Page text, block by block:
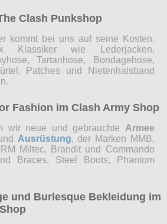
Clash Punkshop
kommt bei uns auf seine Kosten.
Klassiker wie Lederjacken,
Tartanhose, Bondagehose,
Patches und Nietenhalsband
Fashion im Clash Army Shop
wir neue und gebrauchte Armee
Ausrüstung, der Marken MMB,
Miltec, Brandit und Commando
Braces, Steel Boots, Phantom
und Burlesque Bekleidung im